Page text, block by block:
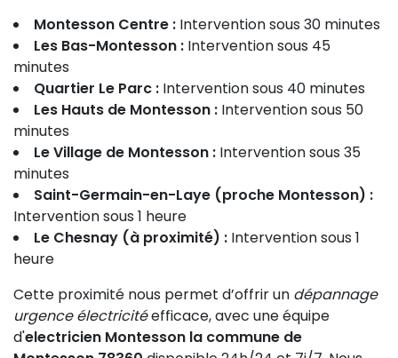
Montesson Centre : Intervention sous 30 minutes
Les Bas-Montesson : Intervention sous 45
minutes
Quartier Le Parc : Intervention sous 40 minutes
Les Hauts de Montesson : Intervention sous 50
minutes
Le Village de Montesson : Intervention sous 35
minutes
Saint-Germain-en-Laye (proche Montesson) :
Intervention sous 1 heure
Le Chesnay (à proximité) : Intervention sous 1
heure
Cette proximité nous permet d’offrir un dépannage
urgence électricitéefficace, avec une équipe
d'electricien Montesson la commune de